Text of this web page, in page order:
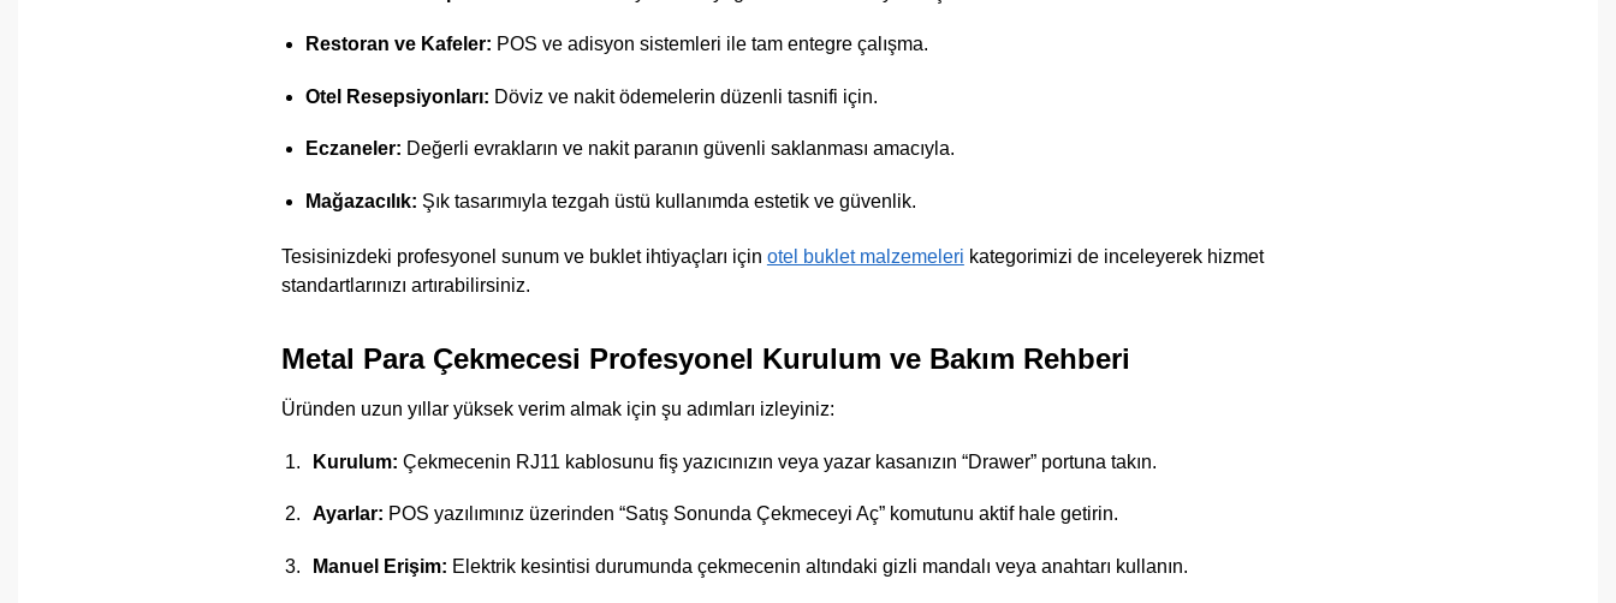
Restoran ve Kafeler: POS ve adisyon sistemleri ile tam entegre çalışma.
Otel Resepsiyonları: Döviz ve nakit ödemelerin düzenli tasnifi için.
Eczaneler: Değerli evrakların ve nakit paranın güvenli saklanması amacıyla.
Mağazacılık: Şık tasarımıyla tezgah üstü kullanımda estetik ve güvenlik.
Tesisinizdeki profesyonel sunum ve buklet ihtiyaçları için otel buklet malzemeleri kategorimizi de inceleyerek hizmet
standartlarınızı artırabilirsiniz.
Metal Para Çekmecesi Profesyonel Kurulum ve Bakım Rehberi
Üründen uzun yıllar yüksek verim almak için şu adımları izleyiniz:
Kurulum: Çekmecenin RJ11 kablosunu fiş yazıcınızın veya yazar kasanızın “Drawer” portuna takın.
Ayarlar: POS yazılımınız üzerinden “Satış Sonunda Çekmeceyi Aç” komutunu aktif hale getirin.
Manuel Erişim: Elektrik kesintisi durumunda çekmecenin altındaki gizli mandalı veya anahtarı kullanın.